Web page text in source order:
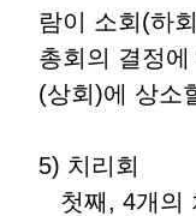
람이 소회(하
총회의 결정
(상회)에 상소
5) 치리회
첫째, 4개의